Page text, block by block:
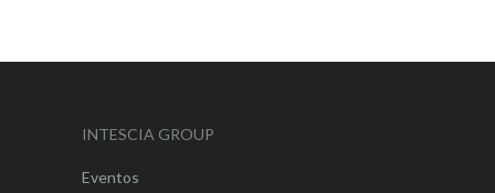
INTESCIA GROUP
Eventos